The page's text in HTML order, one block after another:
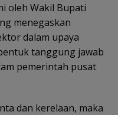
oleh Wakil Bupati
menegaskan
dalam upaya
tanggung jawab
pemerintah pusat
dan kerelaan, maka